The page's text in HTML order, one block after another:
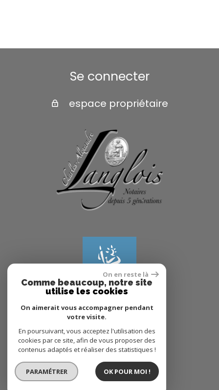
Se connecter
espace propriétaire
© 2022
Tous droits réservés
Traduction powered by Google
Partenaires Admin Politique RGPD
On en reste là
Comme beaucoup, notre site
utilise les cookies
On aimerait vous accompagner pendant
votre visite.
En poursuivant, vous acceptez l'utilisation des
cookies par ce site, afin de vous proposer des
contenus adaptés et réaliser des statistiques !
PARAMÉTRER OK POUR MOI !